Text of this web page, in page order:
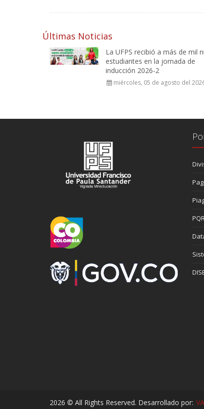
Últimas Noticias
La UFPS recibió a más de mil
estudiantes en la jornada de
inducción 2026-2
miércoles, 05 de agosto del
2026 © All Rights Reserved. Desarrollado por: